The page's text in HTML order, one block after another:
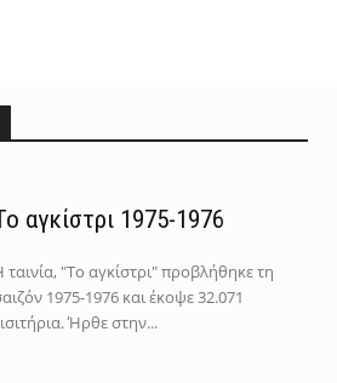
αγκίστρι 1975-1976
ταινία, "Το αγκίστρι" προβλήθηκε τη
1975-1976 και έκοψε 32.071
Ήρθε στην...